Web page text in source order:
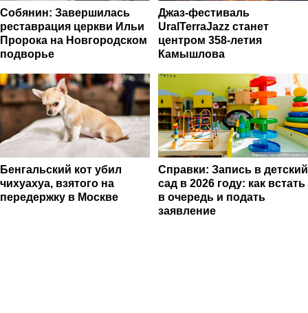
Собянин: Завершилась
реставрация церкви Ильи
Пророка на Новгородском
подворье
Джаз-фестиваль
UralTerraJazz станет
центром 358-летия
Камышлова
Бенгальский кот убил
чихуахуа, взятого на
передержку в Москве
Справки: Запись в детский
сад в 2026 году: как встать
в очередь и подать
заявление